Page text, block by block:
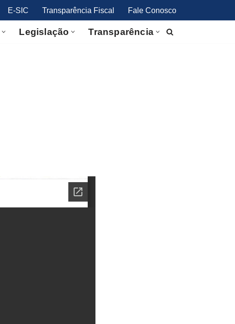
E-SIC Transparência Fiscal Fale Conosco
Legislação Transparência